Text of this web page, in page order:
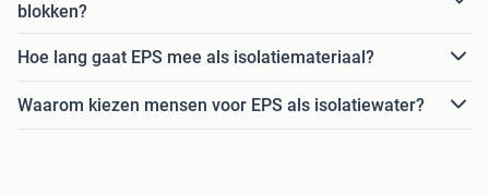
blokken?
Hoe lang gaat EPS mee als isolatiemateriaal?
Waarom kiezen mensen voor EPS als isolatiewater?